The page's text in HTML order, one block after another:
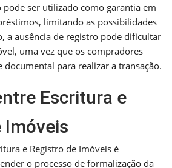
ser utilizado como garantia em
limitando as possibilidades
a ausência de registro pode dificultar
uma vez que os compradores
documental para realizar a transação.
Escritura e
Imóveis
e Registro de Imóveis é
o processo de formalização da